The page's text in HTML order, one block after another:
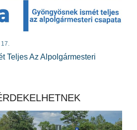
Teljes Az Alpolgármesteri